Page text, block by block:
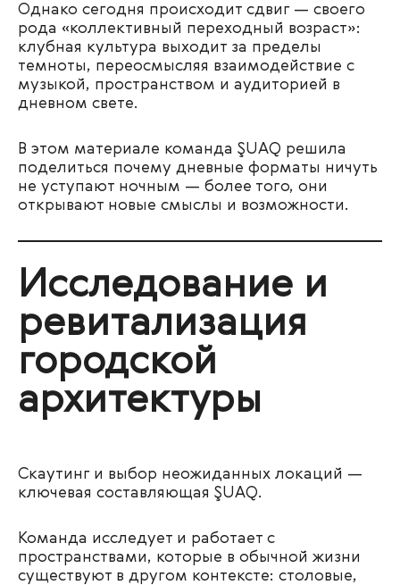
Однако сегодня происходит сдвиг — своего
рода «коллективный переходный возраст»:
клубная культура выходит за пределы
темноты, переосмысляя взаимодействие с
музыкой, пространством и аудиторией в
дневном свете.
В этом материале команда ŞUAQ решила
поделиться почему дневные форматы ничуть
не уступают ночным — более того, они
открывают новые смыслы и возможности.
Исследование и
ревитализация
городской
архитектуры
Скаутинг и выбор неожиданных локаций —
ключевая составляющая ŞUAQ.
Команда исследует и работает с
пространствами, которые в обычной жизни
существуют в другом контексте: столовые,